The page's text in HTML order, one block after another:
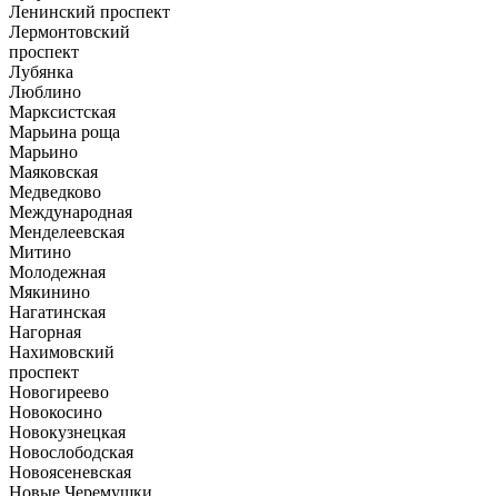
Ленинский проспект
Лермонтовский
проспект
Лубянка
Люблино
Марксистская
Марьина роща
Марьино
Маяковская
Медведково
Международная
Менделеевская
Митино
Молодежная
Мякинино
Нагатинская
Нагорная
Нахимовский
проспект
Новогиреево
Новокосино
Новокузнецкая
Новослободская
Новоясеневская
Новые Черемушки